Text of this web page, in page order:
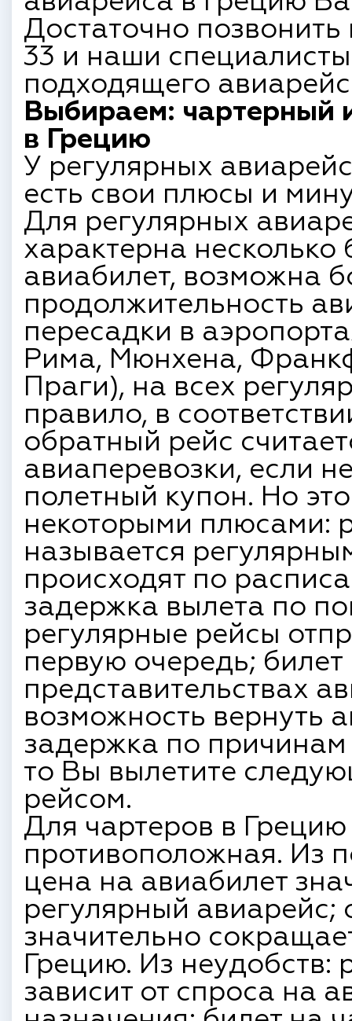
Достаточно
33 и наши
подходящего
Выбираем: чартерный
в Грецию
У регулярных
есть свои плюсы и
Для регулярных
характерна
авиабилет, возможна
продолжительность
пересадки в
Рима, Мюнхена,
Праги), на всех
правило, в
обратный рейс
авиаперевозки, если
полетный купон. Но
некоторыми плюсами:
называется
происходят по
задержка вылета по
регулярные рейсы
первую очередь;
представительствах
возможность вернуть
задержка по причинам
то Вы вылетите
рейсом.
Для чартеров в
противоположная. Из
цена на авиабилет
регулярный авиарейс;
значительно
Грецию. Из неудобств:
зависит от спроса на